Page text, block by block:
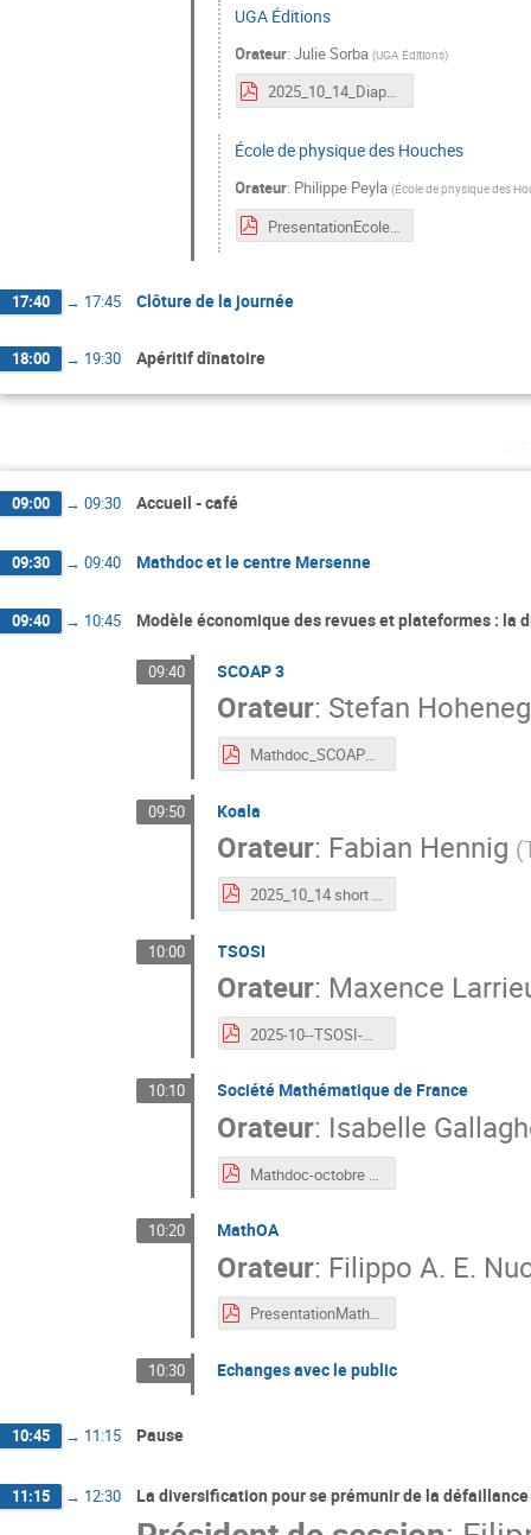
UGA Éditions
Orateur:Julie Sorba (UGA Éditions)
2025_10_14_Diaporama_UGAEditions_30ans Mathdoc.pdf
École de physique des Houches
Orateur: Philippe Peyla (École de physique des
PresentationEcole-Mersernne.pdf
17:40 → 17:45 Clôture de la journée
18:00 → 19:30 Apéritif dînatoire
09:00 → 09:30 Accueil - café
09:30 → 09:40 Mathdoc et le centre Mersenne
09:40 → 10:45 Modèle économique des revues et plateformes :
09:40 SCOAP 3
Orateur: Stefan
Mathdoc_SCOAP3_Mk2.pdf
09:50 Koala
Orateur: Fabian Hennig (
2025_10_14 short presentation on KOALA Fabian Hennig_Mathdoc30_eng.pdf
10:00 TSOSI
Orateur: Maxence
2025-10--TSOSI-Madhdoc-30ans.pdf
10:10 Société Mathématique de France
Orateur: Isabelle
Mathdoc-octobre 2025_SMF.pdf
10:20 MathOA
Orateur: Filippo A. E.
PresentationMathOA.pdf
10:30 Echanges avec le public
10:45 → 11:15 Pause
11:15 → 12:30 La diversification pour se prémunir de la défaillance